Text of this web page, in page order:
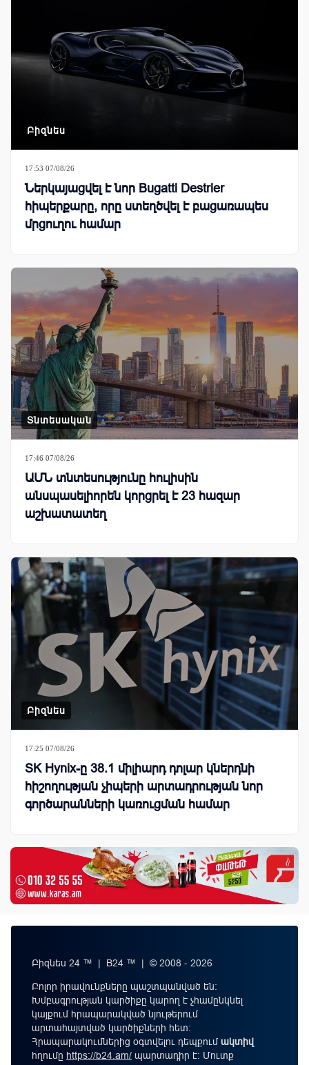
Բիզնես
17:53 07/08/26
Ներկայացվել է նոր Bugatti Destrier
հիպերքարը, որը ստեղծվել է բացառապես
մրցուղու համար
Տնտեսական
17:46 07/08/26
ԱՄՆ տնտեսությունը հուլիսին
անսպասելիորեն կորցրել է 23 հազար
աշխատատեղ
Բիզնես
17:25 07/08/26
SK Hynix-ը 38.1 միլիարդ դոլար կներդնի
հիշողության չիպերի արտադրության նոր
գործարանների կառուցման համար
Բիզնես 24 ™ | B24 ™ | © 2008 - 2026
Բոլոր իրավունքները պաշտպանված են:
Խմբագրության կարծիքը կարող է չհամընկնել
կայքում հրապարակված նյութերում
արտահայտված կարծիքների հետ:
Հրապարակումներից օգտվելու դեպքումակտիվ
հղումը https://b24.am/ պարտադիր է: Մուտք